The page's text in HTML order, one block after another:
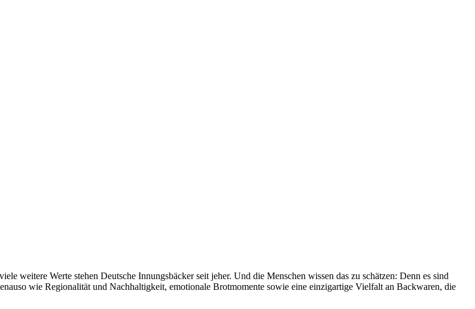
weitere Werte stehen Deutsche Innungsbäcker seit jeher. Und die Menschen wissen das zu schätzen: Denn es sind
wie Regionalität und Nachhaltigkeit, emotionale Brotmomente sowie eine einzigartige Vielfalt an Backwaren, die